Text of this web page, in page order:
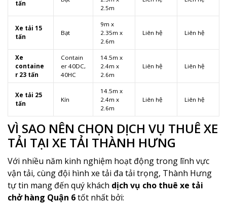
tấn
2.5m
Xe tải 15
tấn
Bạt
9m x
2.35m x
2.6m
Liên hệ Liên hệ
Xe
containe
r 23 tấn
Contain
er 40DC,
40HC
14.5m x
2.4m x
2.6m
Liên hệ Liên hệ
Xe tải 25
tấn
Kín
14.5m x
2.4m x
2.6m
Liên hệ Liên hệ
VÌ SAO NÊN CHỌN DỊCH VỤ THUÊ XE
TẢI TẠI XE TẢI THÀNH HƯNG
Với nhiều năm kinh nghiệm hoạt động trong lĩnh vực
vận tải, cùng đội hình xe tải đa tải trọng, Thành Hưng
tự tin mang đến quý khách dịch vụ cho thuê xe tải
chở hàng Quận 6tốt nhất bởi: